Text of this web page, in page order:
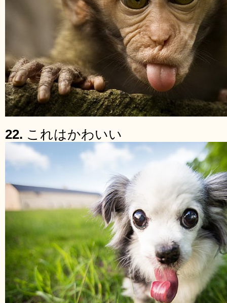
22. これはかわいい